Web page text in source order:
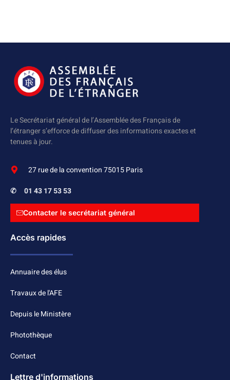
Le Secrétariat général de l’Assemblée des Français de
l’étranger s’efforce de diffuser des informations exactes et
tenues à jour.
27 rue de la convention 75015 Paris
✆ 01 43 17 53 53
Contacter le secrétariat général
Accès rapides
Annuaire des élus
Travaux de l'AFE
Depuis le Ministère
Photothèque
Contact
Lettre d'informations